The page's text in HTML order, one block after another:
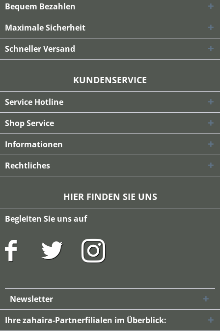
Bequem Bezahlen
Maximale Sicherheit
Schneller Versand
KUNDENSERVICE
Service Hotline
Shop Service
Informationen
Rechtliches
HIER FINDEN SIE UNS
Begleiten Sie uns auf
Newsletter
Ihre zahaira-Partnerfilialen im Überblick: